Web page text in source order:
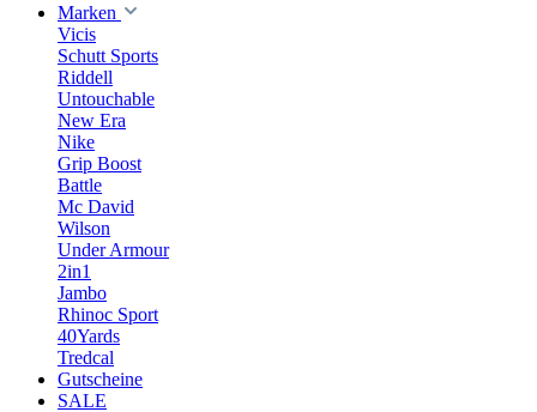
Marken
Vicis
Schutt Sports
Riddell
Untouchable
New Era
Nike
Grip Boost
Battle
Mc David
Wilson
Under Armour
2in1
Jambo
Rhinoc Sport
40Yards
Tredcal
Gutscheine
SALE